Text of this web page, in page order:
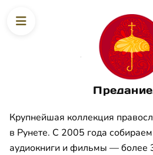
Крупнейшая коллекция
в Рунете. С 2005 года
аудиокниги и фильмы — более